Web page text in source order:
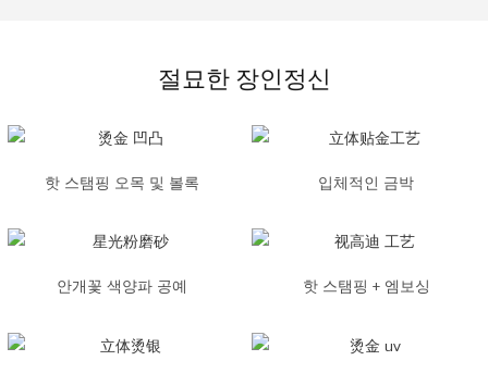
절묘한 장인정신
핫 스탬핑 오목 및 볼록 입체적인 금박
안개꽃 색양파 공예 핫 스탬핑 + 엠보싱